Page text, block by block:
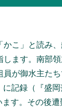
かこ」と読み
ます。南部
が御水主た
記録（『盛
す。その後